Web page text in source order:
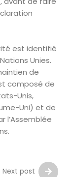
est identifié
Unies.
de
composé de
Unis,
Uni) et de
l’Assemblée
Next post